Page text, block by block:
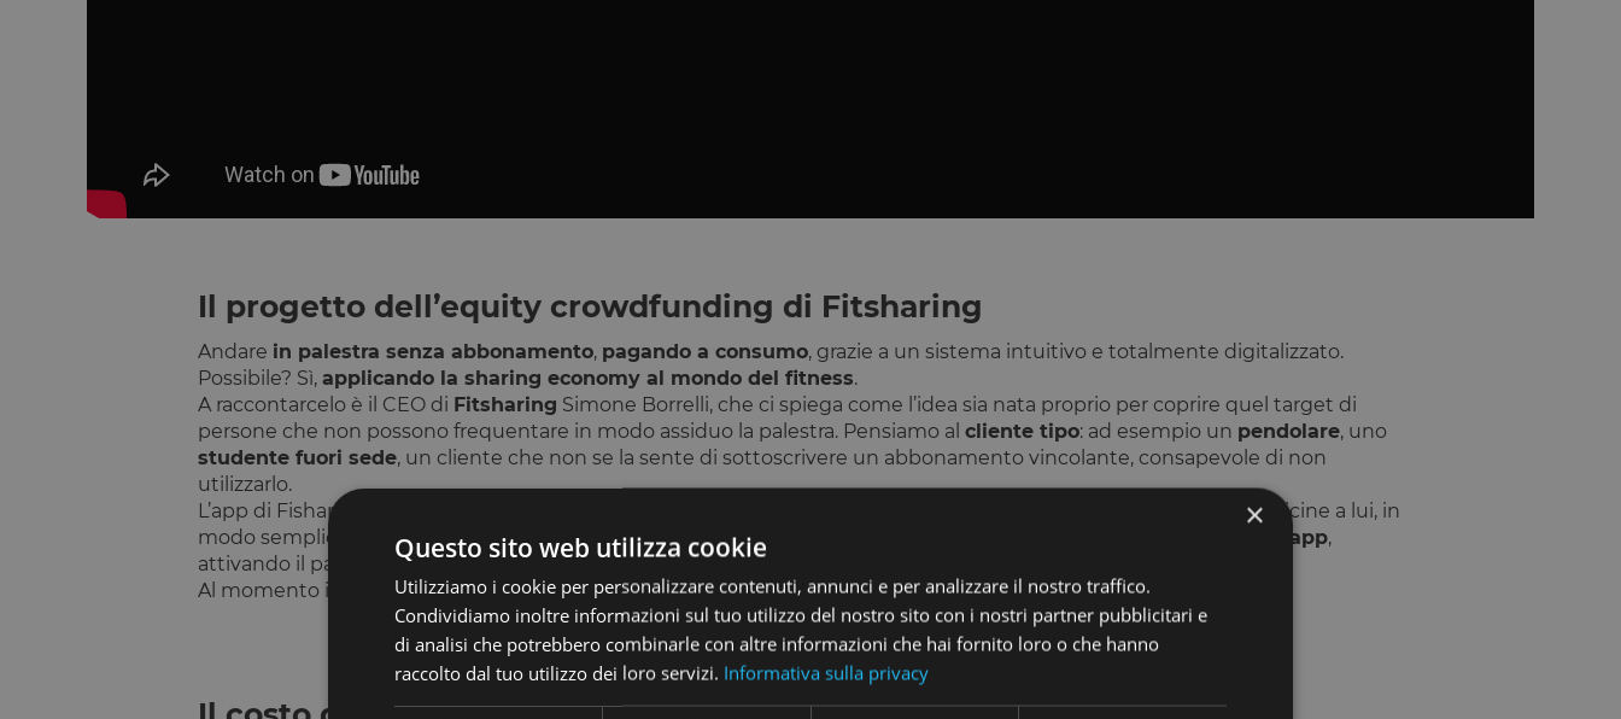
Il progetto dell’equity crowdfunding di Fitsharing
Andare in palestra senza abbonamento, pagando a consumo, grazie a un sistema intuitivo e totalmente digitalizzato.
Possibile? Sì, applicando la sharing economy al mondo del fitness.
A raccontarcelo è il CEO di Fitsharing Simone Borrelli, che ci spiega come l’idea sia nata proprio per coprire quel target di
persone che non possono frequentare in modo assiduo la palestra. Pensiamo al cliente tipo: ad esempio un pendolare, uno
studente fuori sede, un cliente che non se la sente di sottoscrivere un abbonamento vincolante, consapevole di non
utilizzarlo.
L’app di Fisharing, tramite la
, permette all’utente di accedere a una delle palestre affiliate più vicine a lui, in
modo semplice e intuitivo, fruibile da tutti. A quel punto, è sufficiente
recarsi in palestra e fare accesso tramite app,
attivando il pagamento della stessa a consumo.
Al momento i
club presentisu Fitsharing sono200, ma si prevede che entro settembre arrivino almeno a 500.
×
Questo sito web utilizza cookie
Utilizziamo i cookie per personalizzare contenuti, annunci e per analizzare il nostro traffico.
Condividiamo inoltre informazioni sul tuo utilizzo del nostro sito con i nostri partner pubblicitari e
di analisi che potrebbero combinarle con altre informazioni che hai fornito loro o che hanno
raccolto dal tuo utilizzo dei loro servizi. Informativa sulla privacy